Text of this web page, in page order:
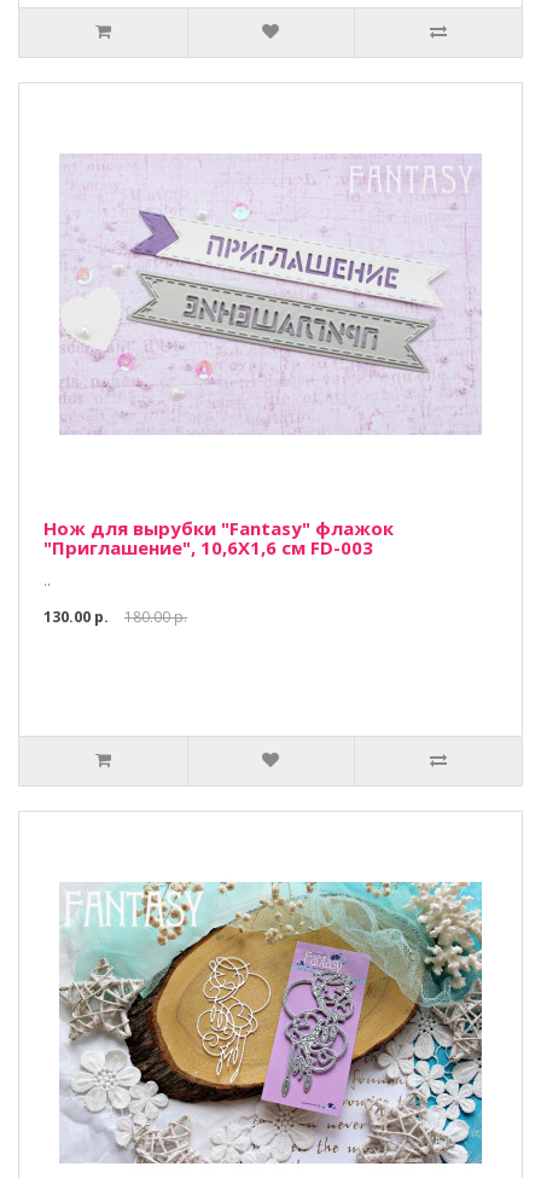
Нож для вырубки "Fantasy" флажок
"Приглашение", 10,6Х1,6 см FD-003
..
130.00 р.
180.00 р.